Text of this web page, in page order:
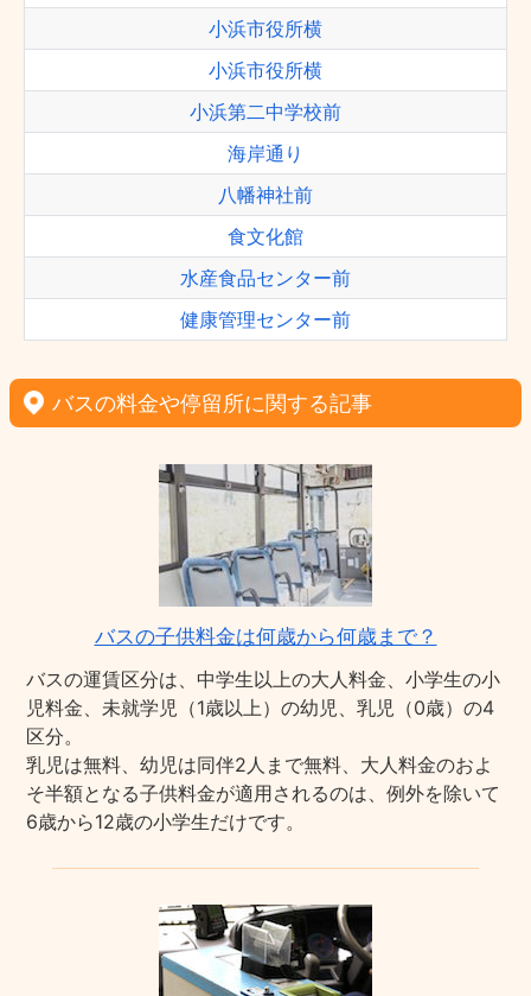
小浜市役所横
小浜市役所横
小浜第二中学校前
海岸通り
八幡神社前
食文化館
水産食品センター前
健康管理センター前
バスの料金や停留所に関する記事
バスの子供料金は何歳から何歳まで？
バスの運賃区分は、中学生以上の大人料金、小学生の小
児料金、未就学児（1歳以上）の幼児、乳児（0歳）の4
区分。
乳児は無料、幼児は同伴2人まで無料、大人料金のおよ
そ半額となる子供料金が適用されるのは、例外を除いて
6歳から12歳の小学生だけです。